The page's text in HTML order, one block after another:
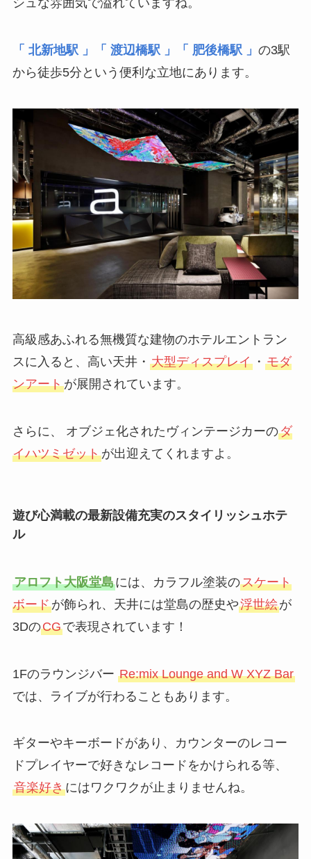
シュな雰囲気で溢れていますね。
「 北新地駅 」「 渡辺橋駅 」「 肥後橋駅 」 の3駅
から徒歩5分という便利な立地にあります。
高級感あふれる無機質な建物のホテルエントラン
スに入ると、高い天井・ 大型ディスプレイ・ モダ
ンアートが展開されています。
さらに、 オブジェ化されたヴィンテージカーのダ
イハツミゼットが出迎えてくれますよ。
遊び心満載の最新設備充実のスタイリッシュホテ
ル
アロフト大阪堂島には、カラフル塗装のスケート
ボードが飾られ、天井には堂島の歴史や浮世絵が
3DのCGで表現されています！
1Fのラウンジバー Re:mix Lounge and W XYZ Bar
では、ライブが行わることもあります。
ギターやキーボードがあり、カウンターのレコー
ドプレイヤーで好きなレコードをかけられる等、
音楽好きにはワクワクが止まりませんね。